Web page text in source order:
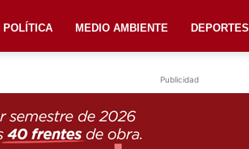
POLÍTICA MEDIO AMBIENTE DEPORTES
Publicidad